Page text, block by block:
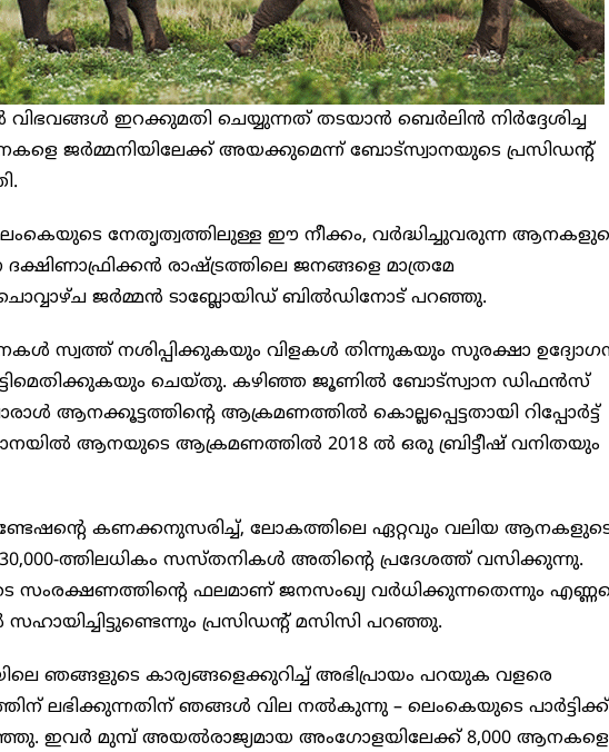
ഇറക്കുമതി ചെയ്യുന്നത് തടയാൻ ബെർലിൻ നിർദ്ദേശിച്ച
ജർമ്മനിയിലേക്ക് അയക്കുമെന്ന് ബോട്സ്വാനയുടെ പ്രസിഡൻ്റ്
ലെംകെയുടെ നേതൃത്വത്തിലുള്ള ഈ നീക്കം, വർദ്ധിച്ചുവരുന്ന
രാഷ്ട്രത്തിലെ ജനങ്ങളെ മാത്രമേ
ജർമ്മൻ ടാബ്ലോയിഡ് ബിൽഡിനോട് പറഞ്ഞു.
സ്വത്ത് നശിപ്പിക്കുകയും വിളകൾ തിന്നുകയും സുരക്ഷാ
ചെയ്തു. കഴിഞ്ഞ ജൂണിൽ ബോട്‌സ്വാന ഡിഫൻസ്
ആനക്കൂട്ടത്തിൻ്റെ ആക്രമണത്തിൽ കൊല്ലപ്പെട്ടതായി റിപ്പോർട്ട്
ആനയുടെ ആക്രമണത്തിൽ 2018 ൽ ഒരു ബ്രിട്ടീഷ് വനിതയും
കണക്കനുസരിച്ച്, ലോകത്തിലെ ഏറ്റവും വലിയ
ത്തിലധികം സസ്തനികൾ അതിൻ്റെ പ്രദേശത്ത് വസിക്കുന്നു.
സംരക്ഷണത്തിൻ്റെ ഫലമാണ് ജനസംഖ്യ വർധിക്കുന്നതെന്നും
പ്രസിഡൻ്റ് മസിസി പറഞ്ഞു.
ഞങ്ങളുടെ കാര്യങ്ങളെക്കുറിച്ച് അഭിപ്രായം പറയുക വളരെ
ലഭിക്കുന്നതിന് ഞങ്ങൾ വില നൽകുന്നു – ലെംകെയുടെ പാർട്ടിക്ക്
ഇവർ മുമ്പ് അയൽരാജ്യമായ അംഗോളയിലേക്ക് 8,000 ആനകളെ